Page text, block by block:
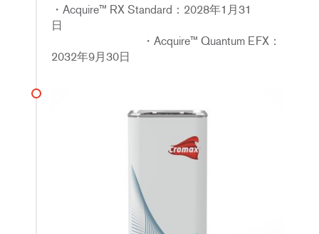
・Acquire™ RX Standard：2028年1月31
・Acquire™ Quantum EFX：
2032年9月30日